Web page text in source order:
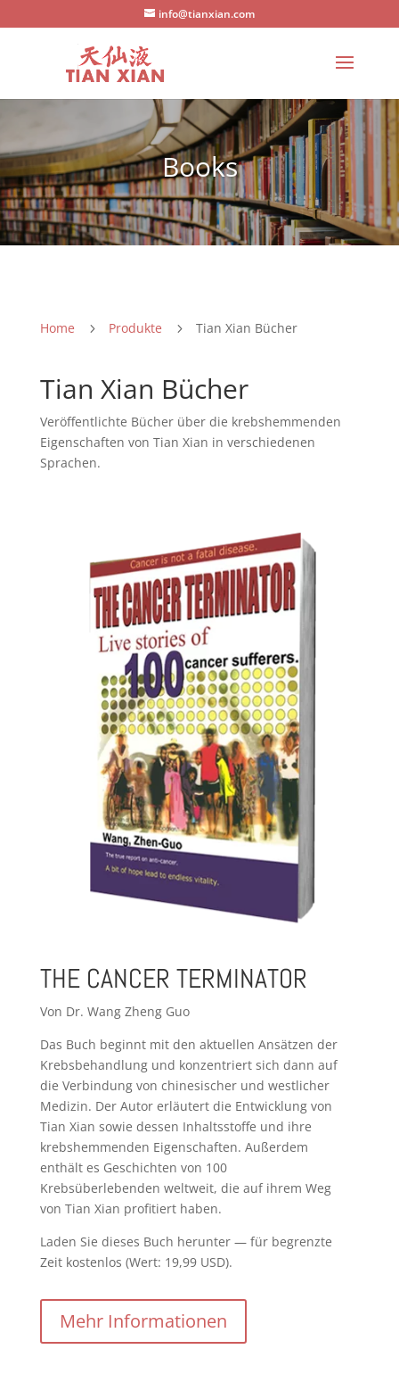
info@tianxian.com
Books
Home 5 Produkte 5 Tian Xian Bücher
Tian Xian Bücher
Veröffentlichte Bücher über die krebshemmenden
Eigenschaften von Tian Xian in verschiedenen
Sprachen.
THE CANCER TERMINATOR
Von Dr. Wang Zheng Guo
Das Buch beginnt mit den aktuellen Ansätzen der
Krebsbehandlung und konzentriert sich dann auf
die Verbindung von chinesischer und westlicher
Medizin. Der Autor erläutert die Entwicklung von
Tian Xian sowie dessen Inhaltsstoffe und ihre
krebshemmenden Eigenschaften. Außerdem
enthält es Geschichten von 100
Krebsüberlebenden weltweit, die auf ihrem Weg
von Tian Xian profitiert haben.
Laden Sie dieses Buch herunter — für begrenzte
Zeit kostenlos (Wert: 19,99 USD).
Mehr Informationen